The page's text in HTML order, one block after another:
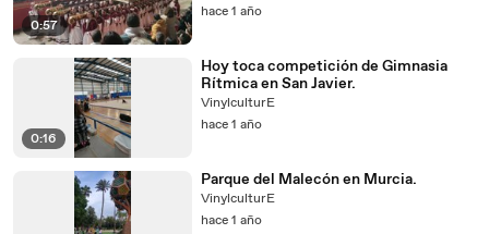
0:57
hace 1 año
0:16
Hoy toca competición de Gimnasia
Rítmica en San Javier.
VinylculturE
hace 1 año
Parque del Malecón en Murcia.
VinylculturE
hace 1 año